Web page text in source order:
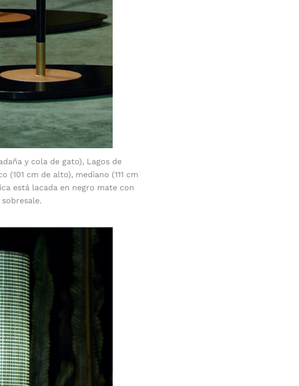
y cola de gato), Lagos de
cm de alto), mediano (111 cm
está lacada en negro mate con